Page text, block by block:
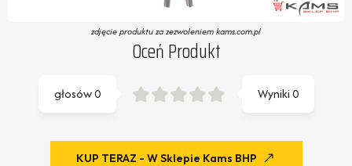
zdjęcie produktu za zezwoleniem kams.com.pl
Oceń Produkt
Wyniki0
głosów0
KUP TERAZ - W Sklepie Kams BHP